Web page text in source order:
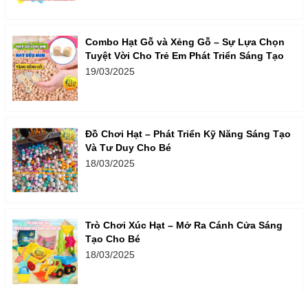
Combo Hạt Gỗ và Xẻng Gỗ – Sự Lựa Chọn
Tuyệt Vời Cho Trẻ Em Phát Triển Sáng Tạo
19/03/2025
Đồ Chơi Hạt – Phát Triển Kỹ Năng Sáng Tạo
Và Tư Duy Cho Bé
18/03/2025
Trò Chơi Xúc Hạt – Mở Ra Cánh Cửa Sáng
Tạo Cho Bé
18/03/2025